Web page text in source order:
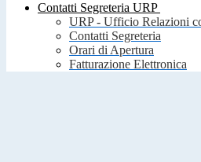
Contatti Segreteria URP
URP - Ufficio Relazioni
Contatti Segreteria
Orari di Apertura
Fatturazione Elettronica